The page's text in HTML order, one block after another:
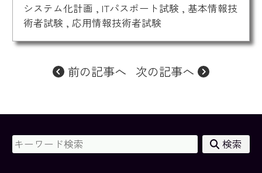
システム化計画 , ITパスポート試験 , 基本情報技
術者試験 , 応用情報技術者試験
前の記事へ 次の記事へ
検索